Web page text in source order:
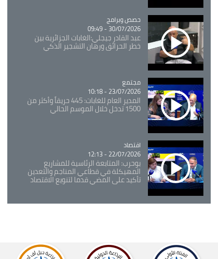
Catégorie
حصص وبرامج
30/07/2026 - 09:49
عبد القادر جيجلي:الغابات الجزائرية بين
خطر الحرائق ورهان التشجير الذكي
Catégorie
مجتمع
23/07/2026 - 10:18
المدير العام للغابات: 445 حريقاً وأكثر من
1500 تدخل خلال الموسم الحالي
Catégorie
اقتصاد
22/07/2026 - 12:13
بوحرب: المتابعة الرئاسية للمشاريع
المهيكلة في قطاعي المناجم والتعدين
تأكيد على المضي قدما لتنويع الاقتصاد